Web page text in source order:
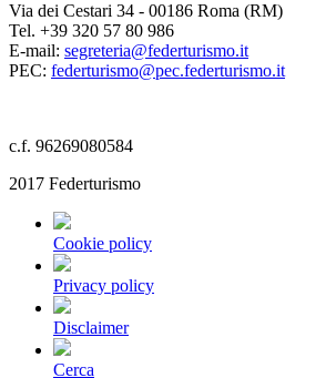
Via dei Cestari 34 - 00186 Roma (RM)
Tel. +39 320 57 80 986
E-mail: segreteria@federturismo.it
PEC: federturismo@pec.federturismo.it
c.f. 96269080584
2017 Federturismo
Cookie policy
Privacy policy
Disclaimer
Cerca